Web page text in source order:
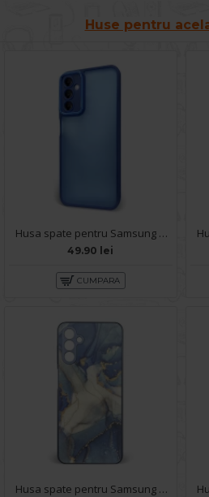
Huse pentru
Husa spate pentru Samsung Galaxy A14- Catwalk Case Albastru
49.90 lei
CUMPARA
Husa spate pentru Samsung Galaxy A14- Deli Case Albastru